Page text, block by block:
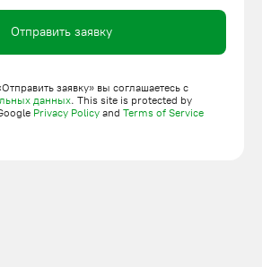
Отправить заявку
заявку» вы соглашаетесь с
данных. This site is protected by
Privacy Policy and Terms of Service